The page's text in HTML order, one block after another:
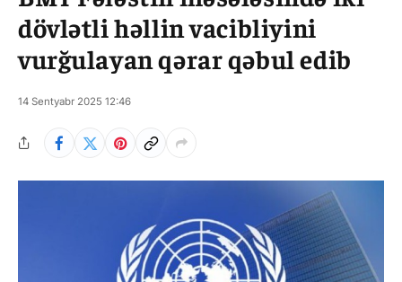
dövlətli həllin vacibliyini
vurğulayan qərar qəbul edib
14 Sentyabr 2025 12:46